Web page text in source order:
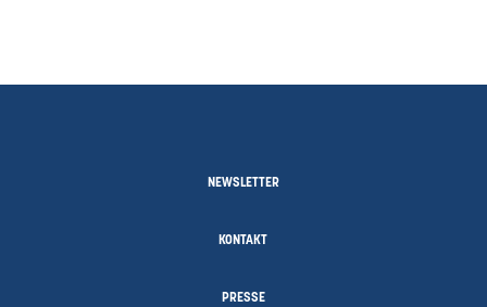
NEWSLETTER
KONTAKT
PRESSE